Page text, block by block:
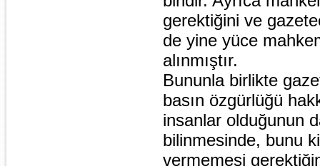
gerektiğini ve
de yine yüce
alınmıştır.
Bununla birlikte
basın özgürlüğü
insanlar olduğunun
bilinmesinde, bunu
vermemesi